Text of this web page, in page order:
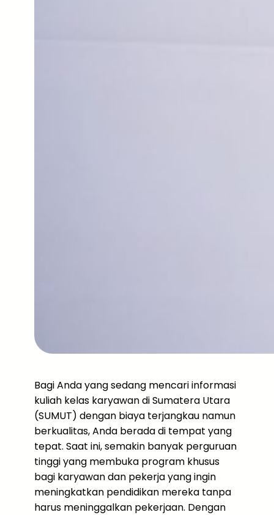
Bagi Anda yang sedang mencari informasi
kuliah kelas karyawan di Sumatera Utara
(SUMUT) dengan biaya terjangkau namun
berkualitas, Anda berada di tempat yang
tepat. Saat ini, semakin banyak perguruan
tinggi yang membuka program khusus
bagi karyawan dan pekerja yang ingin
meningkatkan pendidikan mereka tanpa
harus meninggalkan pekerjaan. Dengan